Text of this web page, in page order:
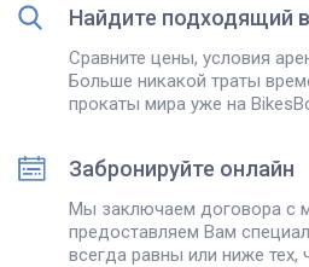
Найдите подходящий
Сравните цены, условия
Больше никакой траты
прокаты мира уже на
Забронируйте онлайн
Мы заключаем договора с
предоставляем Вам
всегда равны или ниже тех,